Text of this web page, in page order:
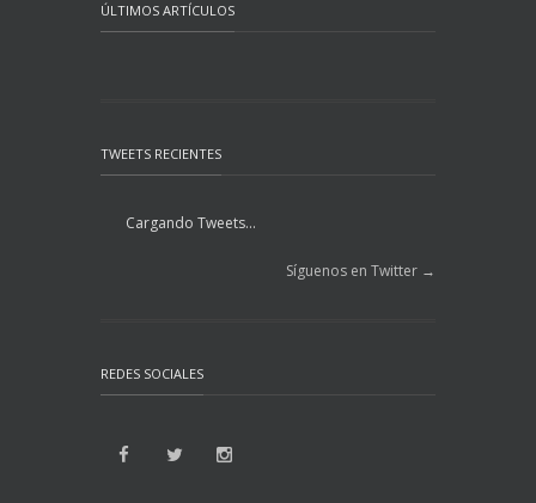
ÚLTIMOS ARTÍCULOS
TWEETS RECIENTES
Cargando Tweets...
Síguenos en Twitter →
REDES SOCIALES